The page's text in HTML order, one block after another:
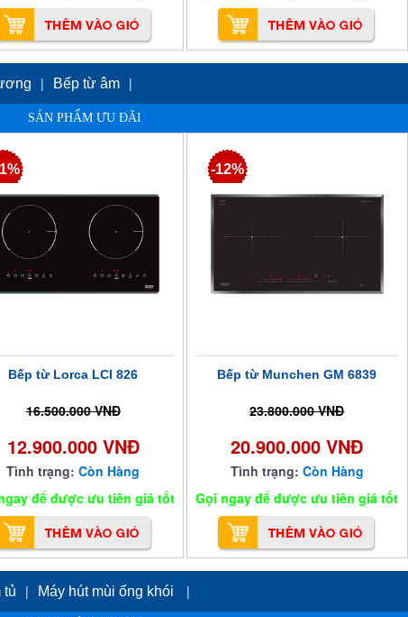
Bếp từ âm |
|
SẢN PHẨM ƯU ĐÃI
Bếp từ Lorca LCI 826
16.500.000 VNĐ
12.900.000 VNĐ
Tình trạng:Còn Hàng
để được ưu tiên giá tốt
-12%
Bếp từ Munchen GM 6839
23.800.000 VNĐ
20.900.000 VNĐ
Tình trạng: Còn Hàng
Gọi ngay để được ưu tiên giá tốt
Máy hút mùi ống khói |
tủ |